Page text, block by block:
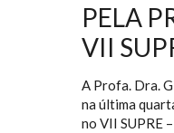
PELA
VII
A Profa. Dra.
na última
no VII SUPRE